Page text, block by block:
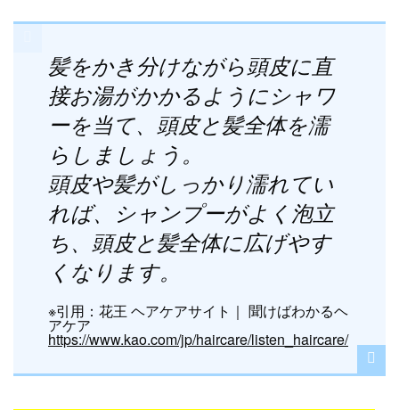
髪をかき分けながら頭皮に直
接お湯がかかるようにシャワ
ーを当て、頭皮と髪全体を濡
らしましょう。
頭皮や髪がしっかり濡れてい
れば、シャンプーがよく泡立
ち、頭皮と髪全体に広げやす
くなります。
※引用：花王 ヘアケアサイト｜ 聞けばわかるヘ
アケア
https://www.kao.com/jp/haircare/listen_haircare/